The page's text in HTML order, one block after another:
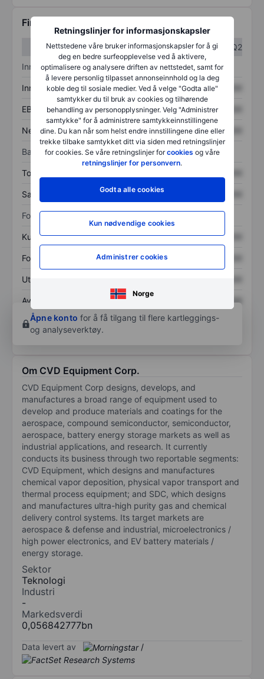
Retningslinjer for informasjonskapsler
Nettstedene våre bruker informasjonskapsler for å gi
deg en bedre surfeopplevelse ved å aktivere,
optimalisere og analysere driften av nettstedet, samt for
å levere personlig tilpasset annonseinnhold og la deg
koble deg til sosiale medier. Ved å velge "Godta alle"
samtykker du til bruk av cookies og tilhørende
behandling av personopplysninger. Velg "Administrer
samtykke" for å administrere samtykkeinnstillingene
dine. Du kan når som helst endre innstillingene dine eller
trekke tilbake samtykket ditt via siden med retningslinjer
for cookies. Se våre retningslinjer forcookies og våre
retningslinjer for personvern.
Godta alle cookies
Kun nødvendige cookies
Administrer cookies
Norge
Finansiell informasjon
Q1
Q2
Inntektsoversikt
Inntekter XXXXXXX XXXXXXX
EBITDA XXXXXXX XXXXXXX
Nettoinntekt XXXXXXX XXXXXXX
Balanse
Totale eiendeler
Samlet gjeld XXXXXXX
Forholdstall
Kurs/salg XXXXXXX XXXXXXX
Fortjeneste per aksje XXXXXXX
Utbytte per aksje
Avkastning på
egenkapital
XXXXXXX
XXXXXXX
Åpne konto for å få tilgang til flere kartleggings-
og analyseverktøy.
Om CVD Equipment Corp.
CVD Equipment Corp designs, develops, and
manufactures a broad range of equipment used to
develop and produce materials and coatings for the
aerospace, compound semiconductor, semiconductor,
aerospace, battery energy storage markets as well as
industrial applications, and research. It currently
conducts its business through two reportable segments:
CVD Equipment, which designs and manufactures
chemical vapor deposition, physical vapor transport and
thermal process equipment; and SDC, which designs
and manufactures ultra-high purity gas and chemical
delivery control systems. Its target markets are
aerospace & defense and industrial, microelectronics /
high power electronics, and EV battery materials /
energy storage.
Sektor
Teknologi
Industri
-
Markedsverdi
0,056842777bn
Data levert av /